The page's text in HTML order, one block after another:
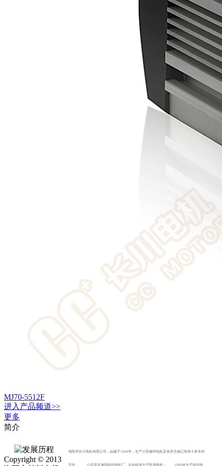
MJ70-5512F
进入 产品频道>>
更多
简介
海阳市长川电机有限公司，始建于1968年，生产小型微特电机及各类主轴已有四十多年的
历史。 公司原名海阳纺织电机厂，起始研发生产民用电机； 1980年生产纺织电
Copyright © 2013